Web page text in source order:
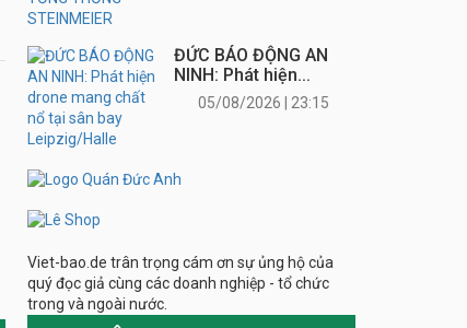
TIN QUÊ HƯƠNG: Sân bay Nội Bài...
02/08/2026 | 11:40
Việt Nam – CHLB Đức: Thúc đẩy hợp...
31/07/2026 | 20:28
27/07/2026 | 23:41
Xúc tiến mở đường bay giữa Việt...
27/07/2026 | 23:41
TIN BUỒN